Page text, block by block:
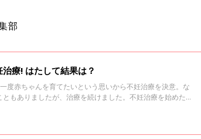
部
助成金がもらえる最後の年齢で不妊治療! はたして結果は？
度赤ちゃんを育てたいという思いから不妊治療を決意。な
もありましたが、治療を続けました。不妊治療を始めたき